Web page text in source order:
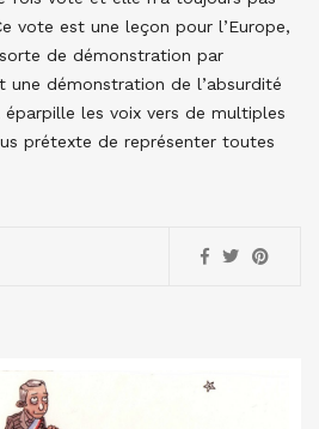
vote est une leçon pour l’Europe,
de démonstration par
une démonstration de l’absurdité
les voix vers de multiples
prétexte de représenter toutes